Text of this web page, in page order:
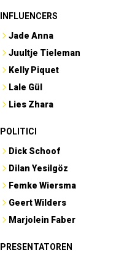
INFLUENCERS
Jade Anna
Juultje Tieleman
Kelly Piquet
Lale Gül
Lies Zhara
POLITICI
Dick Schoof
Dilan Yesilgöz
Femke Wiersma
Geert Wilders
Marjolein Faber
PRESENTATOREN